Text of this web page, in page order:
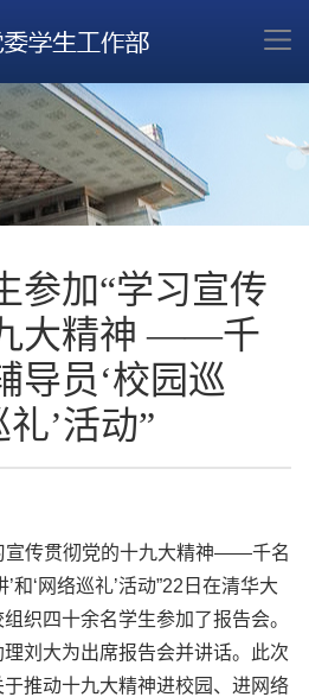
参加“学习宣传
大精神 ——千
导员‘校园巡
’活动”
传贯彻党的十九大精神——千名
和‘网络巡礼’活动”22 日在清华大
织四十余名学生参加了报告会。
刘大为出席报告会并讲话。此次
推动十九大精神进校园、进网络